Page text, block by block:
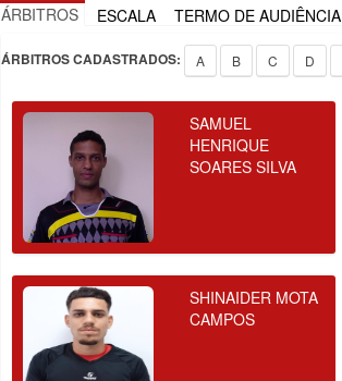
ÁRBITROS ESCALA TERMO DE AUDIÊNCIA
ÁRBITROS CADASTRADOS: A B C D
SAMUEL
HENRIQUE
SOARES SILVA
SHINAIDER MOTA
CAMPOS